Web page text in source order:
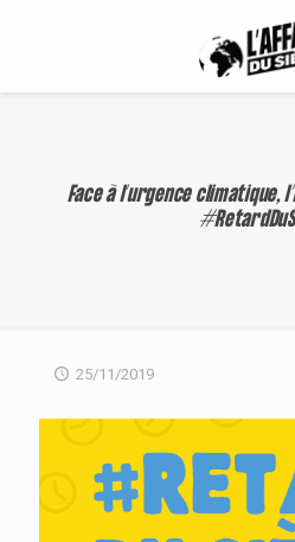
Face à l’urgence climatique,
25/11/2019